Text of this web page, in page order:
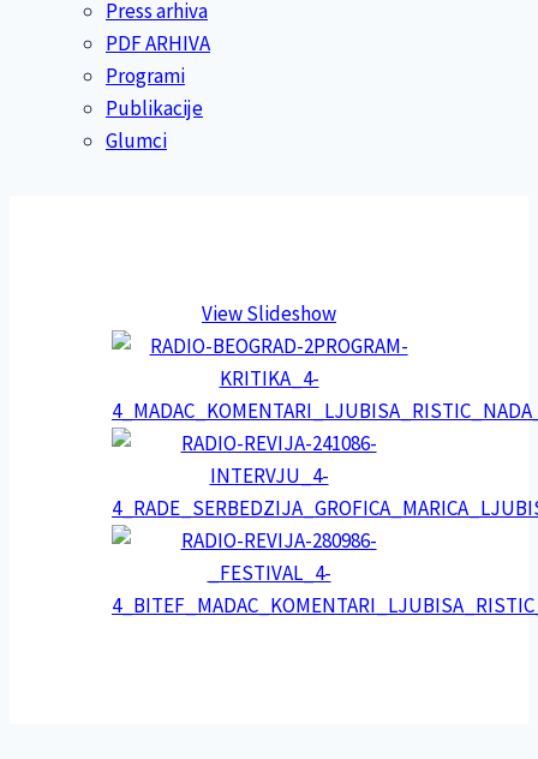
Press arhiva
PDF ARHIVA
Programi
Publikacije
Glumci
View Slideshow